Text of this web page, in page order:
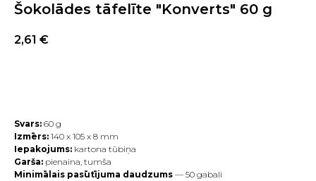
Šokolādes tāfelīte "Konverts" 60 g
2,61 €
Svars: 60 g
Izmērs: 140 х 105 х 8 mm
Iepakojums: kartona tūbiņa
Garša: pienaina, tumša
Minimālais pasūtījuma daudzums — 50 gabali